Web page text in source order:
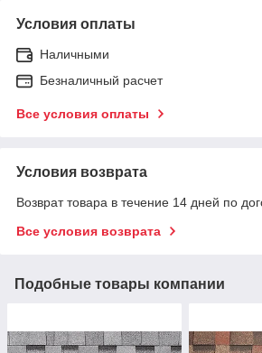
Условия оплаты
Наличными
Безналичный расчет
Все условия оплаты
Условия возврата
Возврат товара в течение 14 дней по
Все условия возврата
Подобные товары компании